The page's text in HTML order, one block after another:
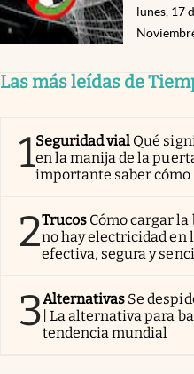
lunes, 17
Las más leídas de
1Seguridad vial Qué
en la manija de la
importante saber
2Trucos Cómo cargar
no hay electricidad en
efectiva, segura y
3Alternativas Se
| La alternativa para
tendencia mundial